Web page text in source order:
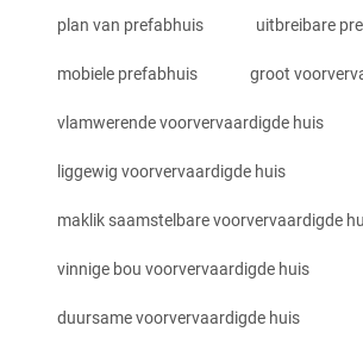
plan van prefabhuis uitbreibare
mobiele prefabhuis groot
vlamwerende voorvervaardigde huis
liggewig voorvervaardigde huis
maklik saamstelbare voorvervaardigde
vinnige bou voorvervaardigde huis
duursame voorvervaardigde huis